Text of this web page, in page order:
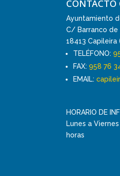
CONTACTO
Ayuntamiento
C/ Barranco de
18413 Capileira
TELÉFONO:
FAX:958 76
EMAIL:
HORARIO DE
Lunes a
horas